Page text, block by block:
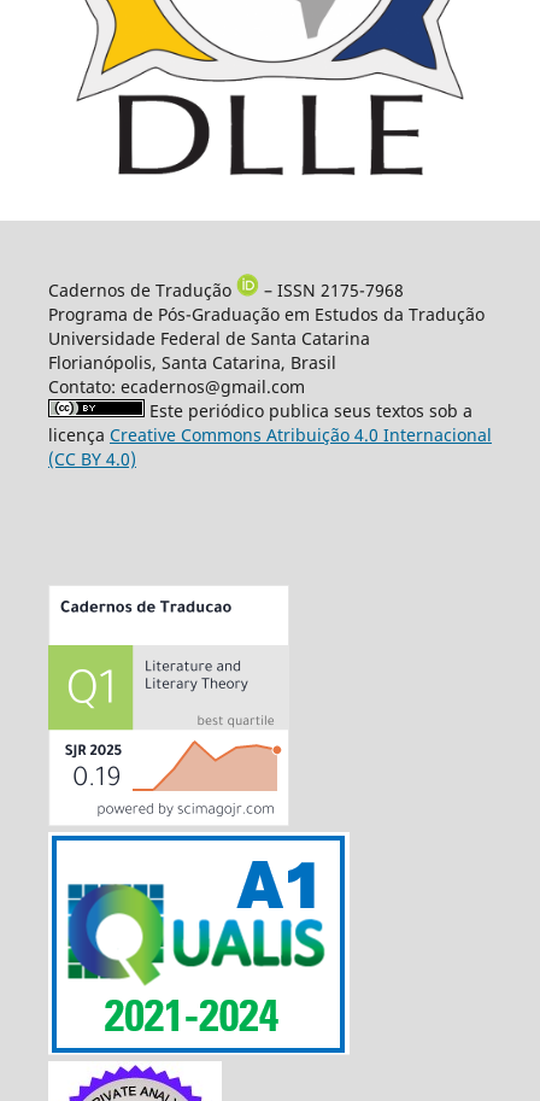
Cadernos de Tradução
– ISSN 2175-7968
Programa de Pós-Graduação em Estudos da Tradução
Universidade Federal de Santa Catarina
Florianópolis, Santa Catarina, Brasil
Contato: ecadernos@gmail.com
Este periódico publica seus textos sob a
licença Creative Commons Atribuição 4.0 Internacional
(CC BY 4.0)